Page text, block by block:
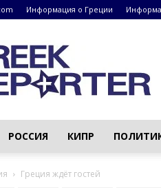
Информация о Греции
Греческие
новости
–
greekreporter.com
РОССИЯ КИПР
Греция ждёт гостей